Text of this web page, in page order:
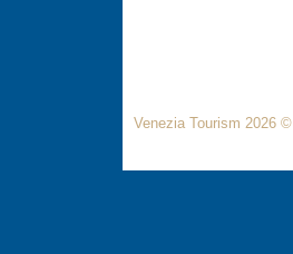
Venezia Tourism 2026 ©